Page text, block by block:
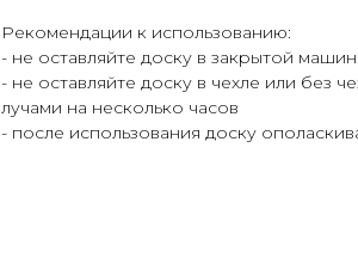
Рекомендации к использованию:
- не оставляйте доску в закрытой
- не оставляйте доску в чехле или без
лучами на несколько часов
- после использования доску